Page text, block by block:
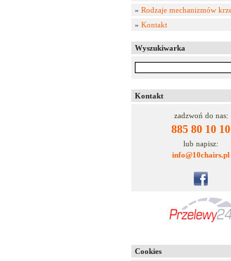
» Rodzaje mechanizmów
» Kontakt
Wyszukiwarka
Kontakt
zadzwoń do nas:
885 80 10 10
lub napisz:
info@10chairs.pl
Cookies